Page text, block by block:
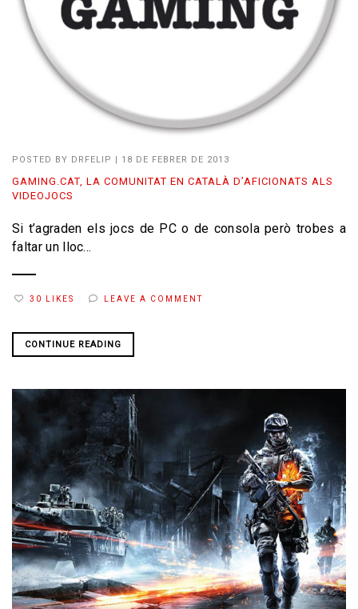
POSTED BY DRFELIP | 18 DE FEBRER DE 2013
GAMING.CAT, LA COMUNITAT EN CATALÀ D’AFICIONATS ALS
VIDEOJOCS
Si t’agraden els jocs de PC o de consola però trobes a
faltar un lloc...
30 LIKES LEAVE A COMMENT
CONTINUE READING